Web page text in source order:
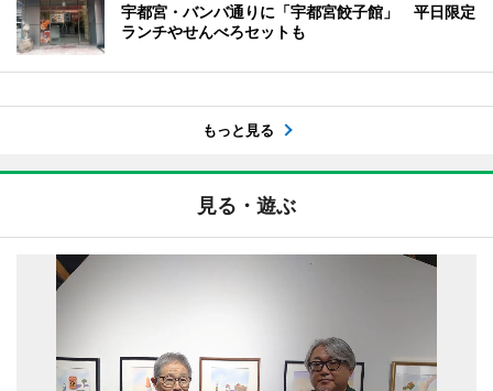
宇都宮・バンバ通りに「宇都宮餃子館」 平日限定
ランチやせんべろセットも
もっと見る
見る・遊ぶ